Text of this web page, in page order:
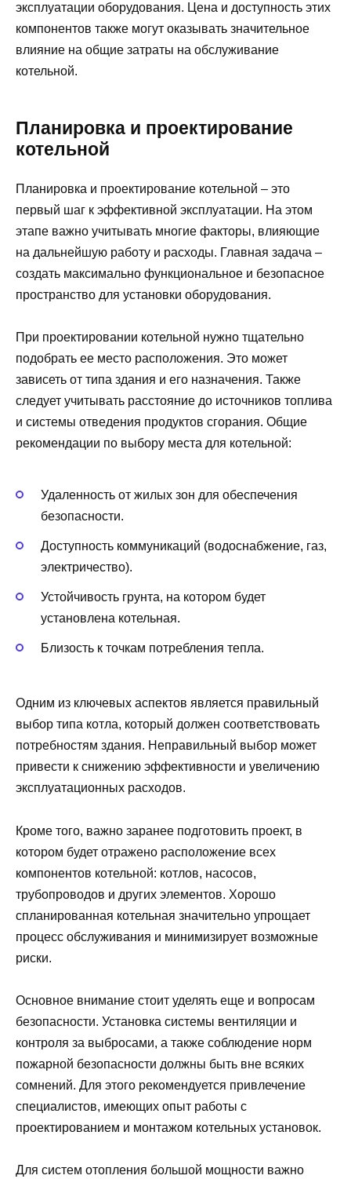
эксплуатации оборудования. Цена и доступность этих
компонентов также могут оказывать значительное
влияние на общие затраты на обслуживание
котельной.
Планировка и проектирование
котельной
Планировка и проектирование котельной – это
первый шаг к эффективной эксплуатации. На этом
этапе важно учитывать многие факторы, влияющие
на дальнейшую работу и расходы. Главная задача –
создать максимально функциональное и безопасное
пространство для установки оборудования.
При проектировании котельной нужно тщательно
подобрать ее место расположения. Это может
зависеть от типа здания и его назначения. Также
следует учитывать расстояние до источников топлива
и системы отведения продуктов сгорания. Общие
рекомендации по выбору места для котельной:
Удаленность от жилых зон для обеспечения
безопасности.
Доступность коммуникаций (водоснабжение, газ,
электричество).
Устойчивость грунта, на котором будет
установлена котельная.
Близость к точкам потребления тепла.
Одним из ключевых аспектов является правильный
выбор типа котла, который должен соответствовать
потребностям здания. Неправильный выбор может
привести к снижению эффективности и увеличению
эксплуатационных расходов.
Кроме того, важно заранее подготовить проект, в
котором будет отражено расположение всех
компонентов котельной: котлов, насосов,
трубопроводов и других элементов. Хорошо
спланированная котельная значительно упрощает
процесс обслуживания и минимизирует возможные
риски.
Основное внимание стоит уделять еще и вопросам
безопасности. Установка системы вентиляции и
контроля за выбросами, а также соблюдение норм
пожарной безопасности должны быть вне всяких
сомнений. Для этого рекомендуется привлечение
специалистов, имеющих опыт работы с
проектированием и монтажом котельных установок.
Для систем отопления большой мощности важно